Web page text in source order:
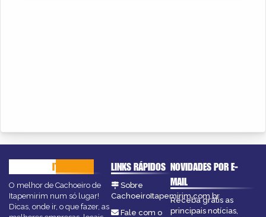
ITAPEMIRIM
O melhor de Cachoeiro de
Itapemirim num só lugar!
Dicas, onde ir, o que fazer, as
LINKS RÁPIDOS
Sobre
CachoeiroItapemirim.com.br
Fale com o
NOVIDADES POR E-
MAIL
Receba grátis as
principais notícias,